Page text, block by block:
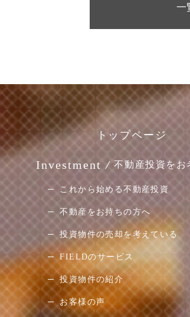
一
トップページ
Investment 不動産投資をお
これから始める不動産投資
不動産をお持ちの方へ
投資物件の売却を考えている
FIELDのサービス
投資物件の紹介
お客様の声